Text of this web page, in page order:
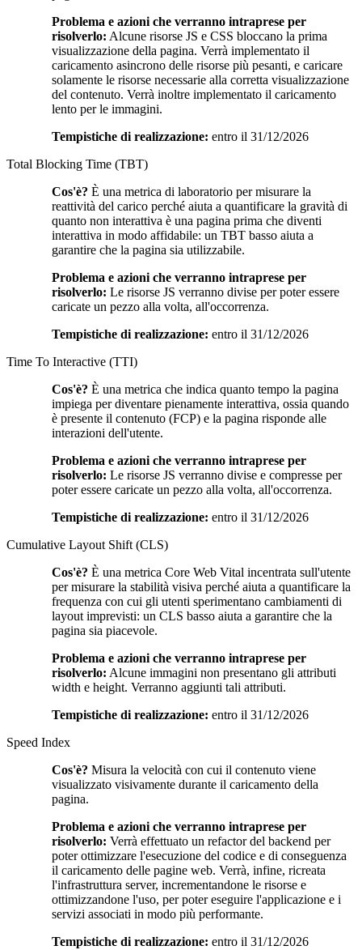
Problema e azioni che verranno intraprese per
risolverlo: Alcune risorse JS e CSS bloccano la prima
visualizzazione della pagina. Verrà implementato il
caricamento asincrono delle risorse più pesanti, e caricare
solamente le risorse necessarie alla corretta visualizzazione
del contenuto. Verrà inoltre implementato il caricamento
lento per le immagini.
Tempistiche di realizzazione: entro il 31/12/2026
Total Blocking Time (TBT)
Cos'è? È una metrica di laboratorio per misurare la
reattività del carico perché aiuta a quantificare la gravità di
quanto non interattiva è una pagina prima che diventi
interattiva in modo affidabile: un TBT basso aiuta a
garantire che la pagina sia utilizzabile.
Problema e azioni che verranno intraprese per
risolverlo: Le risorse JS verranno divise per poter essere
caricate un pezzo alla volta, all'occorrenza.
Tempistiche di realizzazione: entro il 31/12/2026
Time To Interactive (TTI)
Cos'è? È una metrica che indica quanto tempo la pagina
impiega per diventare pienamente interattiva, ossia quando
è presente il contenuto (FCP) e la pagina risponde alle
interazioni dell'utente.
Problema e azioni che verranno intraprese per
risolverlo: Le risorse JS verranno divise e compresse per
poter essere caricate un pezzo alla volta, all'occorrenza.
Tempistiche di realizzazione: entro il 31/12/2026
Cumulative Layout Shift (CLS)
Cos'è? È una metrica Core Web Vital incentrata sull'utente
per misurare la stabilità visiva perché aiuta a quantificare la
frequenza con cui gli utenti sperimentano cambiamenti di
layout imprevisti: un CLS basso aiuta a garantire che la
pagina sia piacevole.
Problema e azioni che verranno intraprese per
risolverlo: Alcune immagini non presentano gli attributi
width e height. Verranno aggiunti tali attributi.
Tempistiche di realizzazione: entro il 31/12/2026
Speed Index
Cos'è? Misura la velocità con cui il contenuto viene
visualizzato visivamente durante il caricamento della
pagina.
Problema e azioni che verranno intraprese per
risolverlo: Verrà effettuato un refactor del backend per
poter ottimizzare l'esecuzione del codice e di conseguenza
il caricamento delle pagine web. Verrà, infine, ricreata
l'infrastruttura server, incrementandone le risorse e
ottimizzandone l'uso, per poter eseguire l'applicazione e i
servizi associati in modo più performante.
Tempistiche di realizzazione: entro il 31/12/2026